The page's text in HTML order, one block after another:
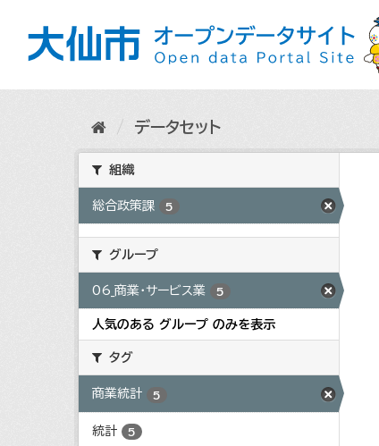
データセット
組織
総合政策課 5
グループ
06_商業・サービス業 5
人気のある グループ のみを表示
タグ
商業統計 5
統計 5